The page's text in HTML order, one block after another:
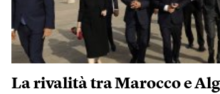
La rivalità tra Marocco e